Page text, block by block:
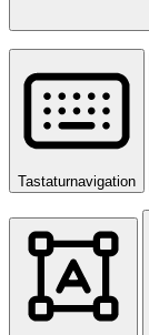
Tastaturnavigation